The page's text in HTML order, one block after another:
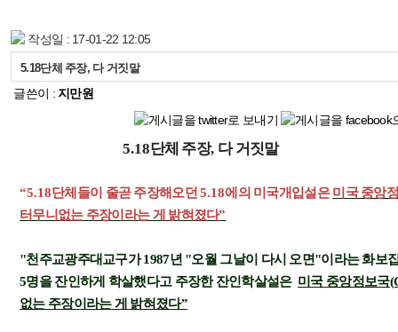
작성일 : 17-01-22 12:05
5.18단체 주장, 다 거짓말
글쓴이 : 지만원
5.18단체 주장, 다 거짓말
“5.18단체들이 줄곧 주장해오던5.18에의 미국개입설은미국 중앙
터무니없는 주장이라는 게 밝혀졌다”
"천주교광주대교구가 1987년 "오월 그날이 다시 오면"이라는 화보
5명을 잔인하게 학살했다고 주장한 잔인학살설은 미국 중앙정보국
없는 주장이라는 게 밝혀졌다”